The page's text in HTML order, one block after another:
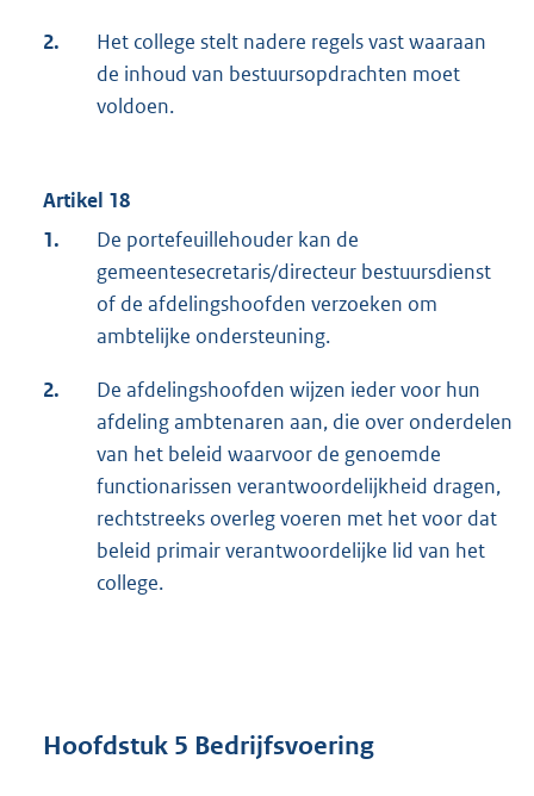
2.
Het college stelt nadere regels vast waaraan
de inhoud van bestuursopdrachten moet
voldoen.
Artikel 18
1.
De portefeuillehouder kan de
gemeentesecretaris/directeur bestuursdienst
of de afdelingshoofden verzoeken om
ambtelijke ondersteuning.
2.
De afdelingshoofden wijzen ieder voor hun
afdeling ambtenaren aan, die over onderdelen
van het beleid waarvoor de genoemde
functionarissen verantwoordelijkheid dragen,
rechtstreeks overleg voeren met het voor dat
beleid primair verantwoordelijke lid van het
college.
Hoofdstuk 5 Bedrijfsvoering